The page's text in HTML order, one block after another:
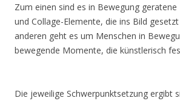
Zum einen sind es in Bewegung
und Collage-Elemente, die ins Bild
anderen geht es um Menschen in
bewegende Momente, die künstlerisch
Die jeweilige Schwerpunktsetzung ergibt